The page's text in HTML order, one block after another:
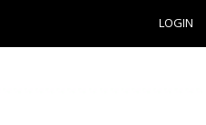
LOGIN